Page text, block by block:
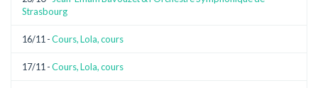
Strasbourg
16/11 -Cours, Lola, cours
17/11 -Cours, Lola, cours